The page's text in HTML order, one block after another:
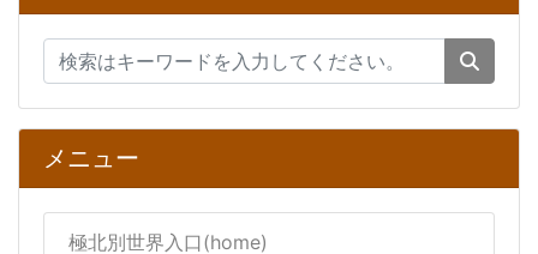
メニュー
極北別世界入口(home)